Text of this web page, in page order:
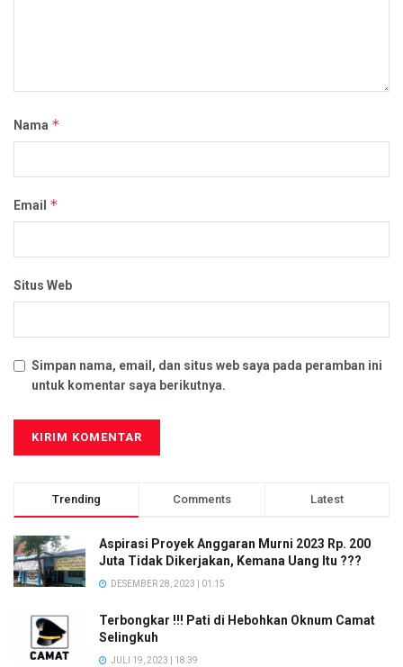
Nama *
Email *
Situs Web
Simpan nama, email, dan situs web saya pada peramban ini
untuk komentar saya berikutnya.
Trending Comments Latest
Aspirasi Proyek Anggaran Murni 2023 Rp. 200
Juta Tidak Dikerjakan, Kemana Uang Itu ???
DESEMBER 28, 2023 | 01:15
Terbongkar !!! Pati di Hebohkan Oknum Camat
Selingkuh
JULI 19, 2023 | 18:39